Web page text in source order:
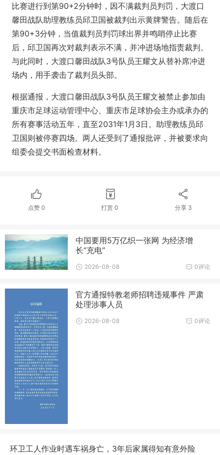
比赛进行到第90+2分钟时，因不满裁判员判罚，大渡口
馨田战队助理教练员邱卫国被裁判出示黄牌警告。随后在
第90+3分钟，当值裁判员判罚球出界并鸣哨停止比赛
后，邱卫国再次对裁判表示不满，并冲进场地指责裁判。
与此同时，大渡口馨田战队3号队员王耀文从替补席冲进
场内，用手袭击了裁判员头部。
根据通报，大渡口馨田战队3号队员王耀文被禁止参加由
重庆市足球运动管理中心、重庆市足球协会主办或承办的
所有赛事活动五年，直至2031年1月3日。助理教练员邱
卫国则被停赛四场。两人还受到了通报批评，并被要求向
组委会提交书面检查材料。
点赞0 打赏0 分享 3
中国要用5万亿织一张网 为经济增
长“充电”
0评论
2026-08-08
官方通报特教老师招聘违规事件 严肃
处理涉事人员
0评论
2026-08-08
环卫工人作业时遇车祸身亡，3年后家属得知有意外险